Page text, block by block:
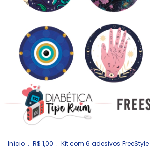
Início . R$ 1,00 . Kit com 6 adesivos FreeStyle